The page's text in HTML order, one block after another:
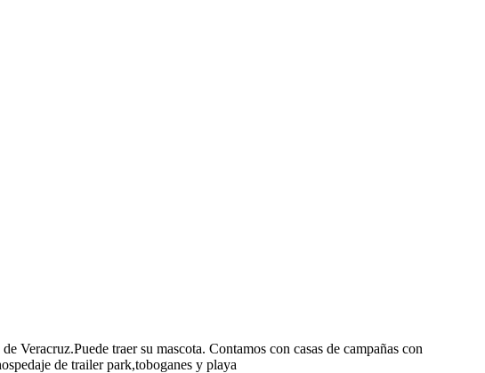
Veracruz.Puede traer su mascota. Contamos con casas de campañas con
de trailer park,toboganes y playa